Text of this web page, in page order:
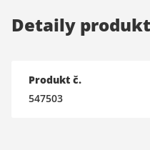
Detaily
Produkt č.
547503